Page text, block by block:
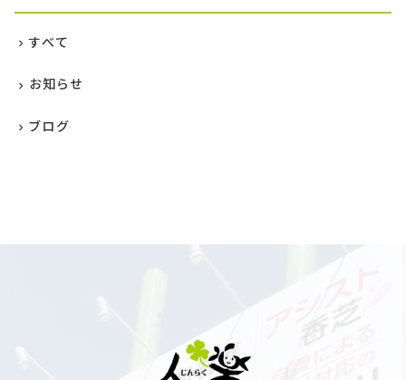
すべて
お知らせ
ブログ